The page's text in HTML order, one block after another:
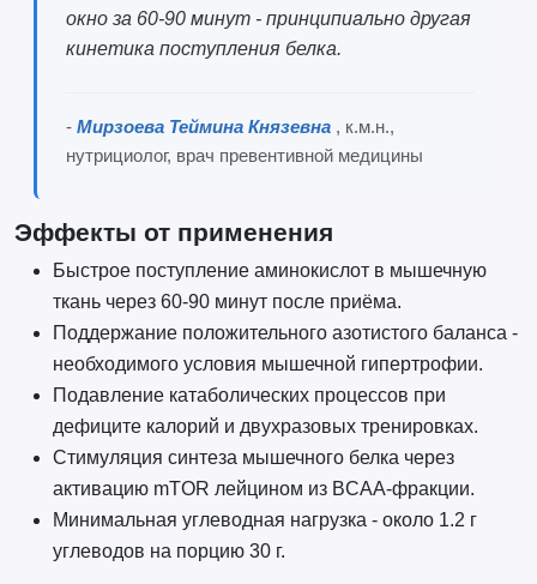
окно за 60-90 минут - принципиально другая
кинетика поступления белка.
- Мирзоева Теймина Князевна , к.м.н.,
нутрициолог, врач превентивной медицины
Эффекты от применения
Быстрое поступление аминокислот в мышечную
ткань через 60-90 минут после приёма.
Поддержание положительного азотистого баланса -
необходимого условия мышечной гипертрофии.
Подавление катаболических процессов при
дефиците калорий и двухразовых тренировках.
Стимуляция синтеза мышечного белка через
активацию mTOR лейцином из BCAA-фракции.
Минимальная углеводная нагрузка - около 1.2 г
углеводов на порцию 30 г.